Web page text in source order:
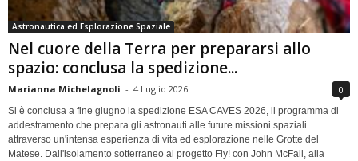
Astronautica ed Esplorazione Spaziale
Nel cuore della Terra per prepararsi allo
spazio: conclusa la spedizione...
Marianna Michelagnoli - 4 Luglio 2026 0
Si è conclusa a fine giugno la spedizione ESA CAVES 2026, il programma di
addestramento che prepara gli astronauti alle future missioni spaziali
attraverso un'intensa esperienza di vita ed esplorazione nelle Grotte del
Matese. Dall'isolamento sotterraneo al progetto Fly! con John McFall, alla